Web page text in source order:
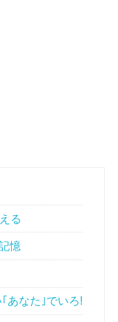
る
憶
あなた｣でいろ!